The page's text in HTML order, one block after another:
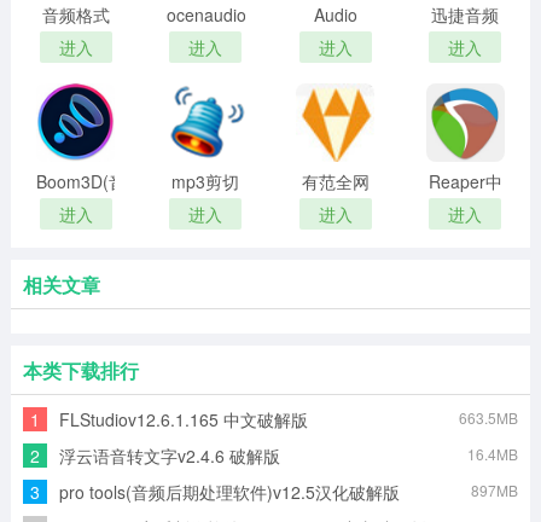
音频格式
转换器正
式版
进入
ocenaudio
标准版
进入
Audio
Jam AI扒
谱软件
进入
迅捷音频
转换器
进入
Boom3D(音
效增强工
具)
进入
mp3剪切
器(音频剪
辑软件)
进入
有范全网
通视频插
件
进入
Reaper中
文完整版
进入
相关文章
本类下载排行
1 FLStudiov12.6.1.165 中文破解版 663.5MB
2 浮云语音转文字v2.4.6 破解版 16.4MB
3 pro tools(音频后期处理软件)v12.5汉化破解版 897MB